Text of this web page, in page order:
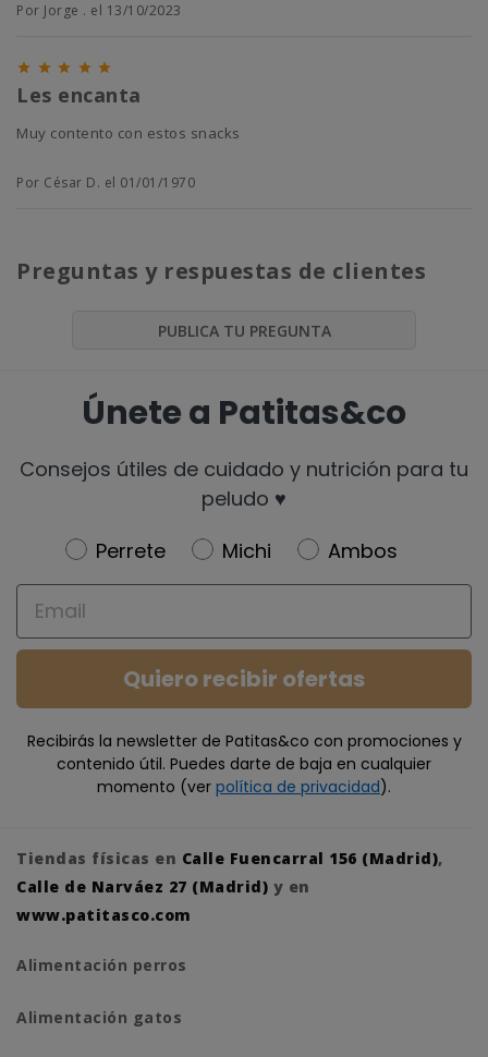
Por Jorge . el 13/10/2023
    
Les encanta
Muy contento con estos snacks
Por César D. el 01/01/1970
Preguntas y respuestas de clientes
PUBLICA TU PREGUNTA
Únete a Patitas&co
Consejos útiles de cuidado y nutrición para tu
peludo ♥️
Newsletter
Perrete Michi
Ambos
Email
Quiero recibir ofertas
Recibirás la newsletter de Patitas&co con promociones y
contenido útil. Puedes darte de baja en cualquier
momento (ver política de privacidad).
Tiendas físicas en Calle Fuencarral 156 (Madrid),
Calle de Narváez 27 (Madrid) y en
www.patitasco.com
Alimentación perros
Alimentación gatos